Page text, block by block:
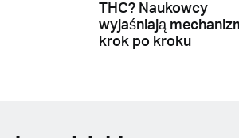
THC? Naukowcy
wyjaśniają
krok po kroku